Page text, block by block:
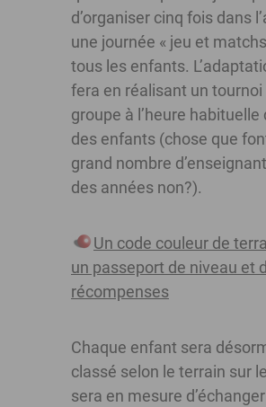
d’organiser cinq fois dans
une journée « jeu et
tous les enfants.
fera en réalisant un tournoi
groupe à l’heure habituelle
des enfants (chose que
grand nombre
des années non?).
Un code couleur de
un passeport de niveau et
récompenses
Chaque enfant sera
classé selon le terrain sur
sera en mesure